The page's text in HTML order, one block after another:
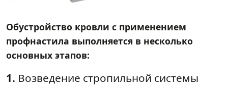
Обустройство кровли с применением
профнастила выполняется в несколько
основных этапов:
1. Возведение стропильной системы